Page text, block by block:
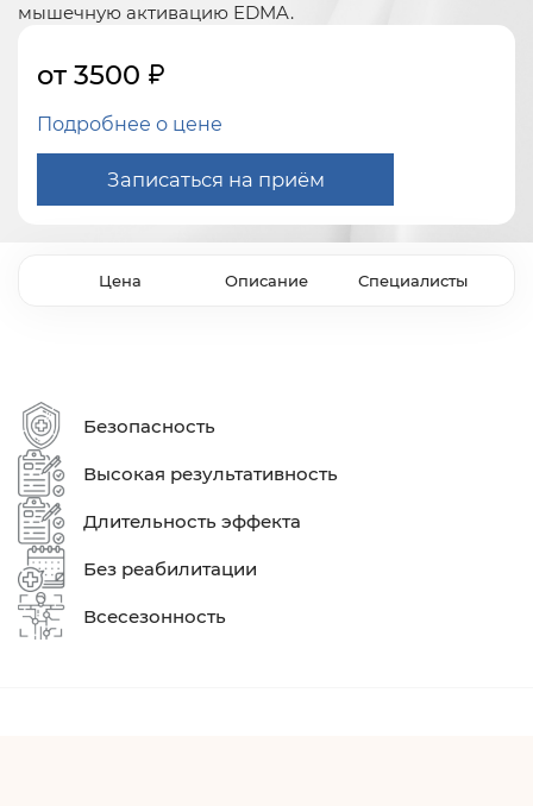
мышечную активацию EDMA.
от 3500
Подробнее о цене
Записаться на приём
Цена Описание Специалисты
Безопасность
Высокая результативность
Длительность эффекта
Без реабилитации
Всесезонность